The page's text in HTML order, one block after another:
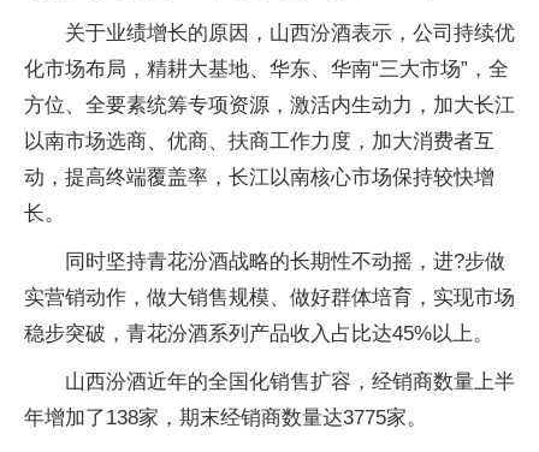
关于业绩增长的原因，山西汾酒表示，公司持续优
化市场布局，精耕大基地、华东、华南“三大市场”，全
方位、全要素统筹专项资源，激活内生动力，加大长江
以南市场选商、优商、扶商工作力度，加大消费者互
动，提高终端覆盖率，长江以南核心市场保持较快增
长。
同时坚持青花汾酒战略的长期性不动摇，进?步做
实营销动作，做大销售规模、做好群体培育，实现市场
稳步突破，青花汾酒系列产品收入占比达45%以上。
山西汾酒近年的全国化销售扩容，经销商数量上半
年增加了138家，期末经销商数量达3775家。